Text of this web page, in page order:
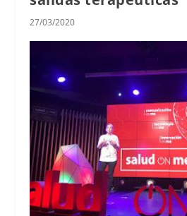
27/03/2020